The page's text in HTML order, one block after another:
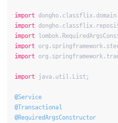
import
import
import
import
import
import java.util.List;
@Service
@Transactional
@RequiredArgsConstructor